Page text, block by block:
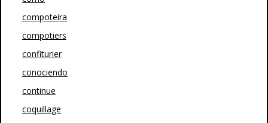
compoteira
compotiers
confiturier
conociendo
continue
coquillage